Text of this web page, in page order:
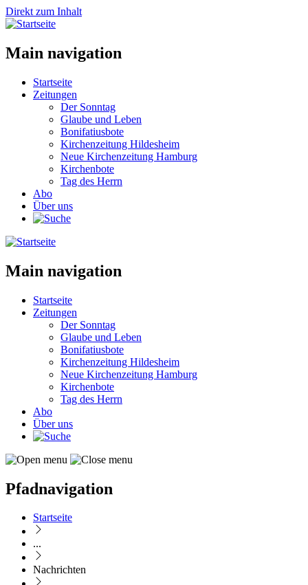
Direkt zum Inhalt
Main navigation
Startseite
Zeitungen
Der Sonntag
Glaube und Leben
Bonifatiusbote
Kirchenzeitung Hildesheim
Neue Kirchenzeitung Hamburg
Kirchenbote
Tag des Herrn
Abo
Über uns
Main navigation
Startseite
Zeitungen
Der Sonntag
Glaube und Leben
Bonifatiusbote
Kirchenzeitung Hildesheim
Neue Kirchenzeitung Hamburg
Kirchenbote
Tag des Herrn
Abo
Über uns
Pfadnavigation
Startseite
...
Nachrichten